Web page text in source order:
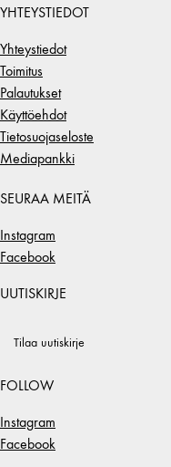
YHTEYSTIEDOT
Yhteystiedot
Toimitus
Palautukset
Käyttöehdot
Tietosuojaseloste
Mediapankki
SEURAA MEITÄ
Instagram
Facebook
UUTISKIRJE
Tilaa uutiskirje
FOLLOW
Instagram
Facebook